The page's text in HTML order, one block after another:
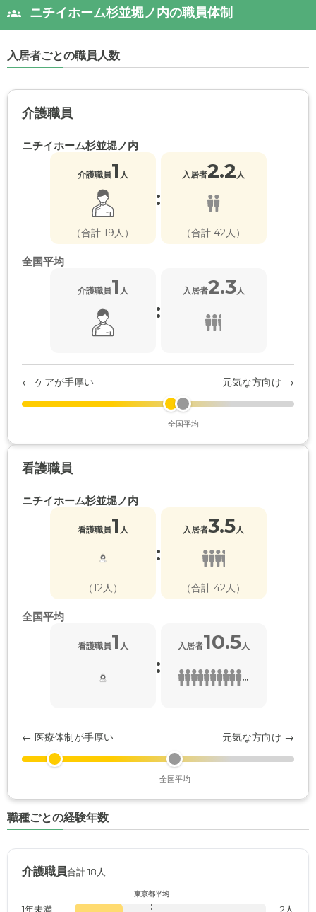
ニチイホーム杉並堀ノ内の職員体制
入居者ごとの職員人数
介護職員
ニチイホーム杉並堀ノ内
介護職員1 人
（合計 19人）
:
入居者2.2人
（合計 42人）
全国平均
介護職員1 人
:
入居者2.3人
← ケアが手厚い 元気な方向け →
全国平均
看護職員
ニチイホーム杉並堀ノ内
看護職員1 人
（12人）
:
入居者3.5人
（合計 42人）
全国平均
看護職員1 人
:
入居者10.5人
...
← 医療体制が手厚い 元気な方向け →
全国平均
職種ごとの経験年数
介護職員合計 18人
東京都平均
1年未満 2人